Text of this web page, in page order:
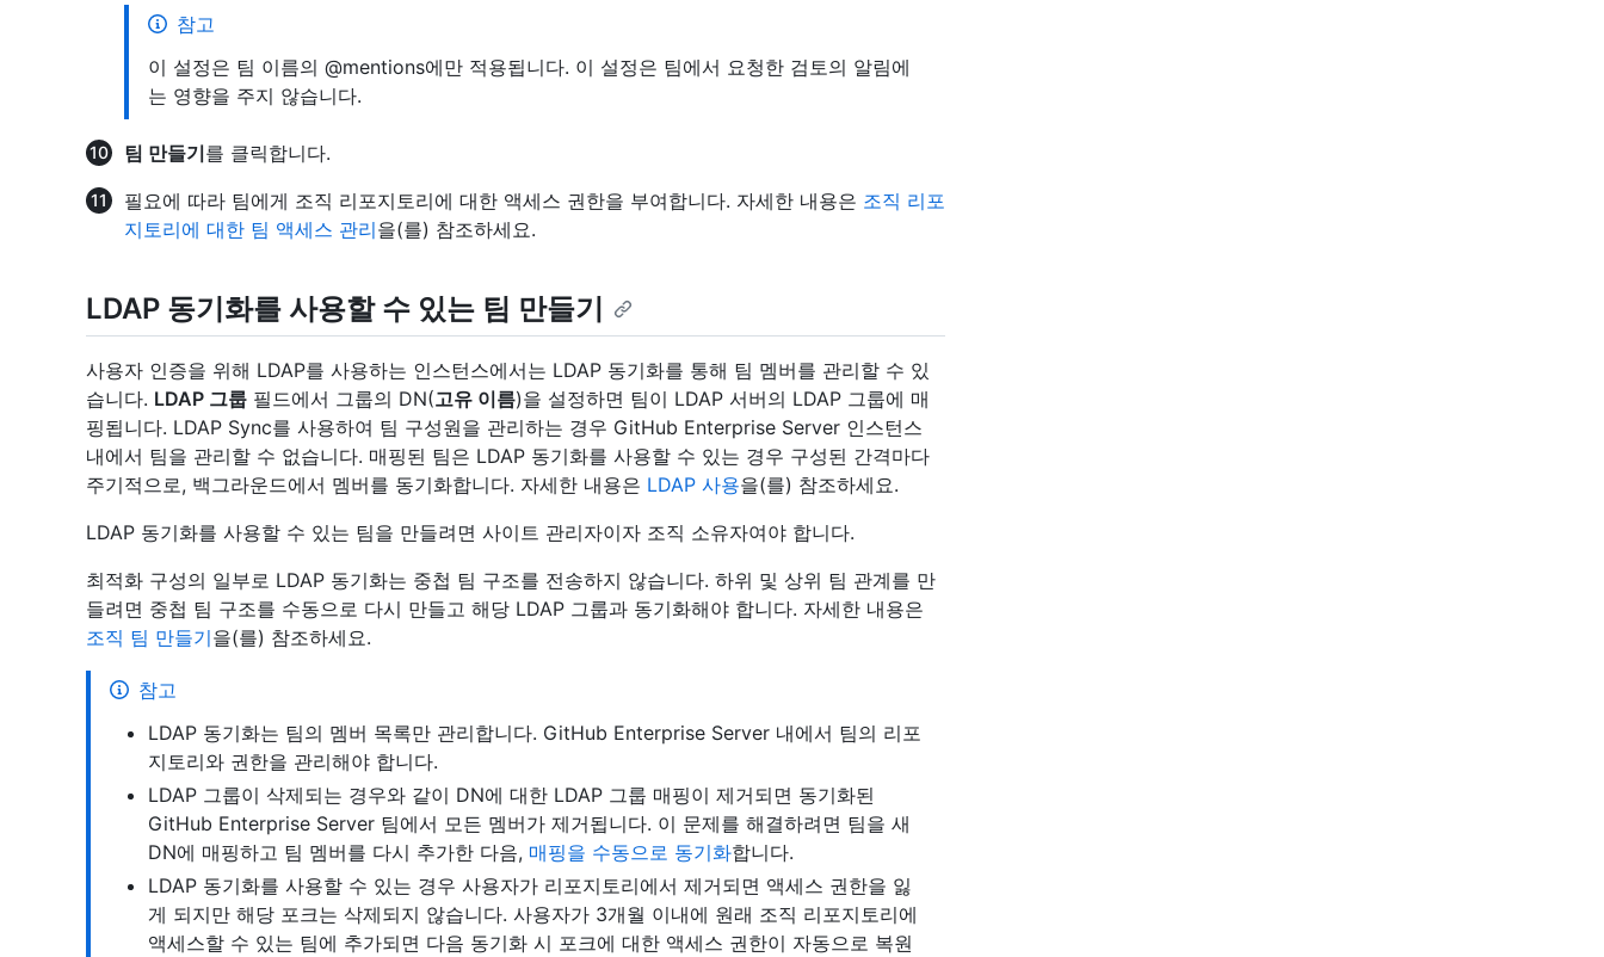
참고
이 설정은 팀 이름의 @mentions에만 적용됩니다. 이 설정은 팀에서 요청한 검토의 알림에
는 영향을 주지 않습니다.
팀 만들기를 클릭합니다.
필요에 따라 팀에게 조직 리포지토리에 대한 액세스 권한을 부여합니다. 자세한 내용은 조직 리포
지토리에 대한 팀 액세스 관리을(를) 참조하세요.
LDAP 동기화를 사용할 수 있는 팀 만들기
사용자 인증을 위해 LDAP를 사용하는 인스턴스에서는 LDAP 동기화를 통해 팀 멤버를 관리할 수 있
습니다. LDAP 그룹 필드에서 그룹의 DN(고유 이름)을 설정하면 팀이 LDAP 서버의 LDAP 그룹에 매
핑됩니다. LDAP Sync를 사용하여 팀 구성원을 관리하는 경우 GitHub Enterprise Server 인스턴스
내에서 팀을 관리할 수 없습니다. 매핑된 팀은 LDAP 동기화를 사용할 수 있는 경우 구성된 간격마다
주기적으로, 백그라운드에서 멤버를 동기화합니다. 자세한 내용은 LDAP 사용을(를) 참조하세요.
LDAP 동기화를 사용할 수 있는 팀을 만들려면 사이트 관리자이자 조직 소유자여야 합니다.
최적화 구성의 일부로 LDAP 동기화는 중첩 팀 구조를 전송하지 않습니다. 하위 및 상위 팀 관계를 만
들려면 중첩 팀 구조를 수동으로 다시 만들고 해당 LDAP 그룹과 동기화해야 합니다. 자세한 내용은
조직 팀 만들기을(를) 참조하세요.
참고
LDAP 동기화는 팀의 멤버 목록만 관리합니다. GitHub Enterprise Server 내에서 팀의 리포
지토리와 권한을 관리해야 합니다.
LDAP 그룹이 삭제되는 경우와 같이 DN에 대한 LDAP 그룹 매핑이 제거되면 동기화된
GitHub Enterprise Server 팀에서 모든 멤버가 제거됩니다. 이 문제를 해결하려면 팀을 새
DN에 매핑하고 팀 멤버를 다시 추가한 다음, 매핑을 수동으로 동기화합니다.
LDAP 동기화를 사용할 수 있는 경우 사용자가 리포지토리에서 제거되면 액세스 권한을 잃
게 되지만 해당 포크는 삭제되지 않습니다. 사용자가 3개월 이내에 원래 조직 리포지토리에
액세스할 수 있는 팀에 추가되면 다음 동기화 시 포크에 대한 액세스 권한이 자동으로 복원